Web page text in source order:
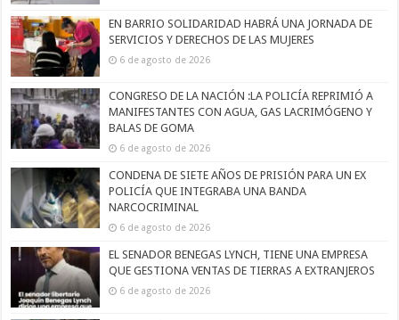
EN BARRIO SOLIDARIDAD HABRÁ UNA JORNADA DE
SERVICIOS Y DERECHOS DE LAS MUJERES
6 de agosto de 2026
CONGRESO DE LA NACIÓN :LA POLICÍA REPRIMIÓ A
MANIFESTANTES CON AGUA, GAS LACRIMÓGENO Y
BALAS DE GOMA
6 de agosto de 2026
CONDENA DE SIETE AÑOS DE PRISIÓN PARA UN EX
POLICÍA QUE INTEGRABA UNA BANDA
NARCOCRIMINAL
6 de agosto de 2026
EL SENADOR BENEGAS LYNCH, TIENE UNA EMPRESA
QUE GESTIONA VENTAS DE TIERRAS A EXTRANJEROS
6 de agosto de 2026